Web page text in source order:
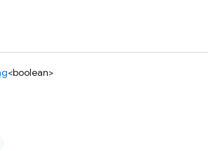
<boolean>